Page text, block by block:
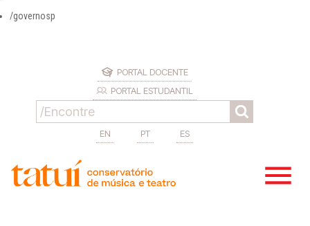
/governosp
PORTAL DOCENTE
PORTAL ESTUDANTIL
EN PT ES